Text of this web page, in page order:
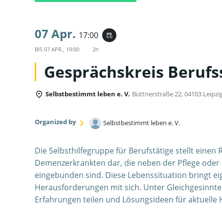
07 Apr. 17:00 event_repeat
BIS 07 APR., 19:00 2h
Gesprächskreis
Selbstbestimmt leben e. V. Büttnerstraße 22, 04103
Organized by Selbstbestimmt leben e. V.
Die Selbsthilfegruppe für Berufstätige stellt einen
Demenzerkrankten dar, die neben der Pflege
eingebunden sind. Diese Lebenssituation bringt
Herausforderungen mit sich. Unter
Erfahrungen teilen und Lösungsideen für